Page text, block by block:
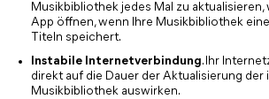
Musikbibliothek jedes Mal zu aktualisieren,
App öffnen, wenn Ihre Musikbibliothek
Titeln speichert.
Instabile Internetverbindung. Ihr
direkt auf die Dauer der Aktualisierung der
Musikbibliothek auswirken.